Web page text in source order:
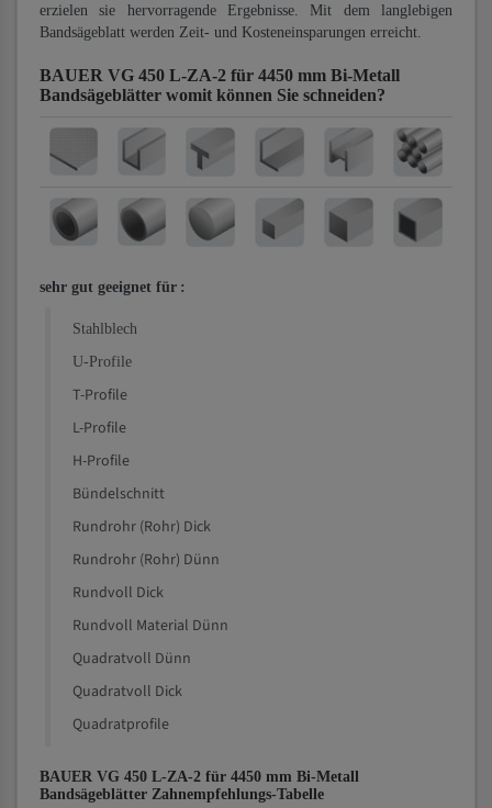
erzielen sie hervorragende Ergebnisse. Mit dem langlebigen
Bandsägeblatt werden Zeit- und Kosteneinsparungen erreicht.
BAUER VG 450 L-ZA-2 für 4450 mm Bi-Metall
Bandsägeblätter womit können Sie schneiden?
sehr gut geeignet für :
Stahlblech
U-Profile
T-Profile
L-Profile
H-Profile
Bündelschnitt
Rundrohr (Rohr) Dick
Rundrohr (Rohr) Dünn
Rundvoll Dick
Rundvoll Material Dünn
Quadratvoll Dünn
Quadratvoll Dick
Quadratprofile
BAUER VG 450 L-ZA-2 für 4450 mm Bi-Metall
Bandsägeblätter Zahnempfehlungs-Tabelle